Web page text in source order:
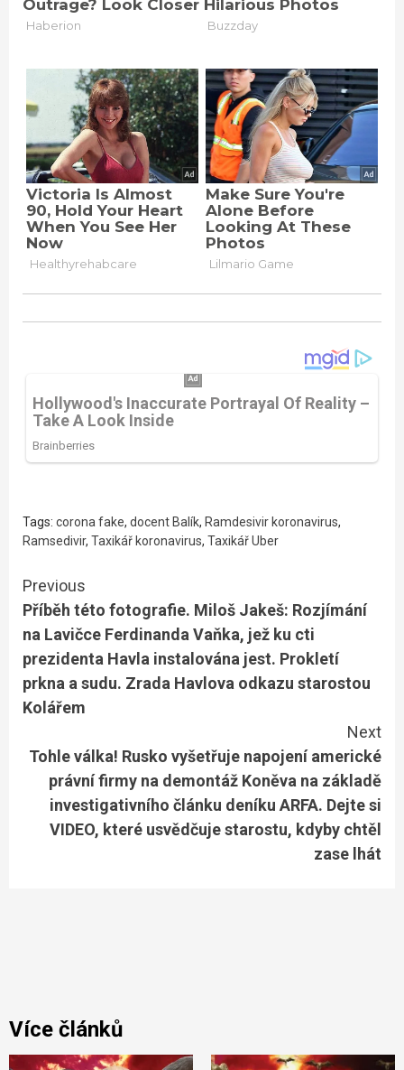
Tags: corona fake, docent Balík, Ramdesivir koronavirus,
Ramsedivir, Taxikář koronavirus, Taxikář Uber
Continue
Reading
Previous
Příběh této fotografie. Miloš Jakeš: Rozjímání
na Lavičce Ferdinanda Vaňka, jež ku cti
prezidenta Havla instalována jest. Prokletí
prkna a sudu. Zrada Havlova odkazu starostou
Kolářem
Next
Tohle válka! Rusko vyšetřuje napojení americké
právní firmy na demontáž Koněva na základě
investigativního článku deníku ARFA. Dejte si
VIDEO, které usvědčuje starostu, kdyby chtěl
zase lhát
Více článků